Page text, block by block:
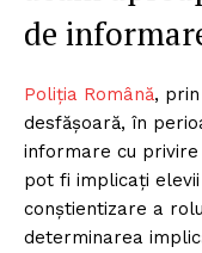
de
Poliția Română,
desfășoară, în
informare cu
pot fi implicați
conștientizare a
determinarea